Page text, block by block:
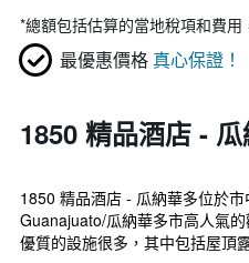
*總額包括估算的當地稅項和費用
最優惠價格 真心保證！
1850 精品酒店 -
1850 精品酒店 - 瓜納華多位於
Guanajuato/瓜納華多市高人氣
優質的設施很多，其中包括屋頂